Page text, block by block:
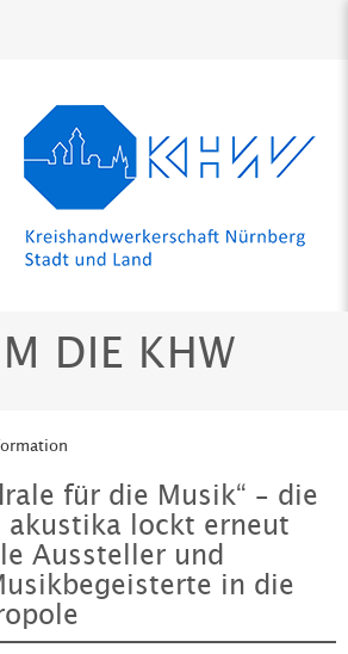
DIE KHW
für die Musik“ – die
akustika lockt erneut
Aussteller und
in die